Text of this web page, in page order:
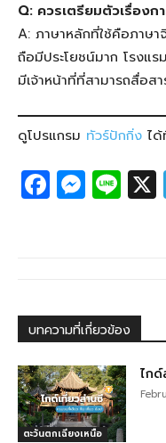
Q: ควรเตรียมตัวเรื่องก
A: ภาษาหลักที่ใช้คือภาษ
ถือมีประโยชน์มาก โรงแ
มีเจ้าหน้าที่ที่สามารถสื่อส
ดูโปรแกรม ทัวร์ปักกิ่ง ไ
F
a
o
o
k
M
e
g
er
Li
n
บทความที่เกี่ยวข้อง
ตะวันตกเฉียงเหนือ
ไก